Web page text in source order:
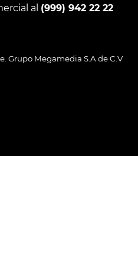
al (999) 942 22 22
Grupo Megamedia S.A de C.V